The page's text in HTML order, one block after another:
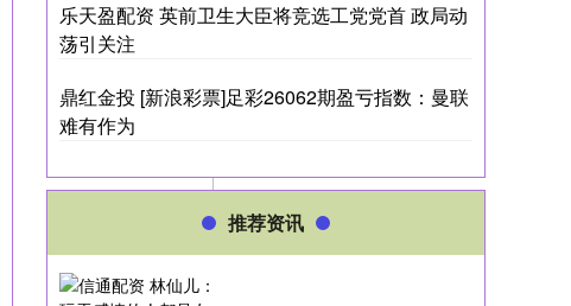
乐天盈配资 英前卫生大臣将竞选工党党首 政局动
荡引关注
鼎红金投 [新浪彩票]足彩26062期盈亏指数：曼联
难有作为
推荐资讯